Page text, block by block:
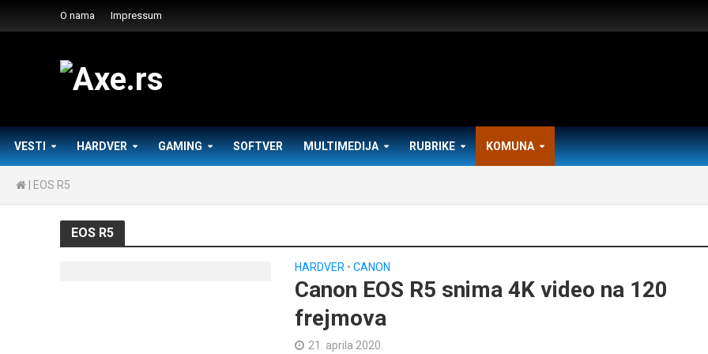
O nama Impressum
VESTI HARDVER GAMING SOFTVER MULTIMEDIJA RUBRIKE KOMUNA
EOS R5
EOS R5
HARDVER • CANON
Canon EOS R5 snima 4K video na 120
frejmova
21. aprila 2020.